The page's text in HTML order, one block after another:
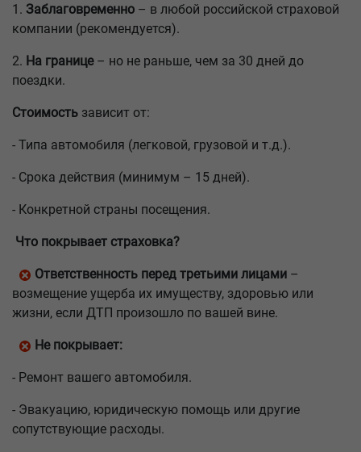
1. Заблаговременно – в любой российской страховой
компании (рекомендуется).
2. На границе – но не раньше, чем за 30 дней до
поездки.
Стоимость зависит от:
- Типа автомобиля (легковой, грузовой и т.д.).
- Срока действия (минимум – 15 дней).
- Конкретной страны посещения.
Что покрывает страховка?
Ответственность перед третьими лицами –
возмещение ущерба их имуществу, здоровью или
жизни, если ДТП произошло по вашей вине.
Не покрывает:
- Ремонт вашего автомобиля.
- Эвакуацию, юридическую помощь или другие
сопутствующие расходы.